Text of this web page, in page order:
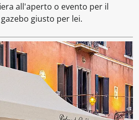
all'aperto o evento per il
giusto per lei.